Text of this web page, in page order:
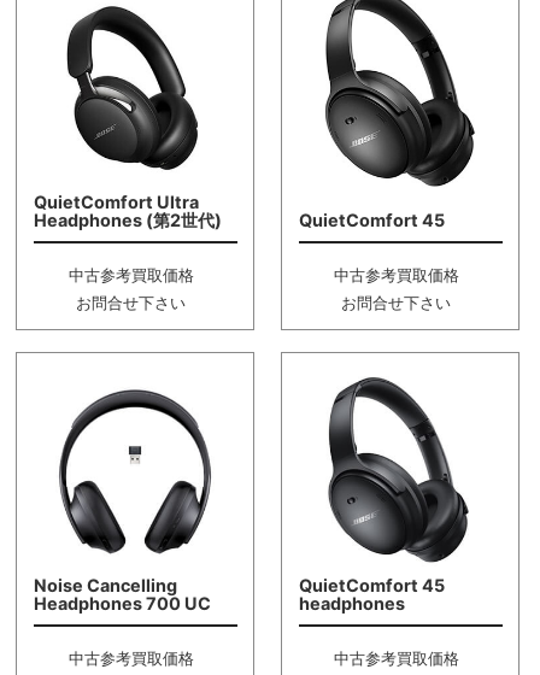
QuietComfort Ultra
Headphones (第2世代)
中古参考買取価格
お問合せ下さい
QuietComfort 45
中古参考買取価格
お問合せ下さい
Noise Cancelling
Headphones 700 UC
中古参考買取価格
QuietComfort 45
headphones
中古参考買取価格